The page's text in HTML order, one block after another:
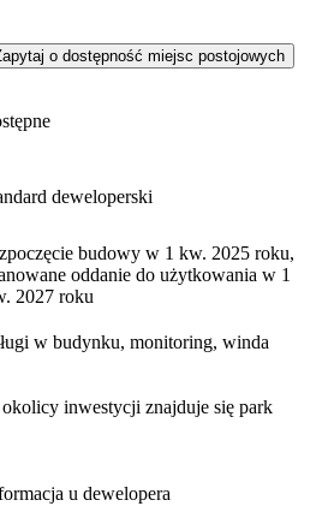
o dostępność miejsc postojowych
deweloperski
budowy w 1 kw. 2025 roku,
oddanie do użytkowania w 1
2027 roku
w budynku, monitoring, winda
inwestycji znajduje się park
u dewelopera